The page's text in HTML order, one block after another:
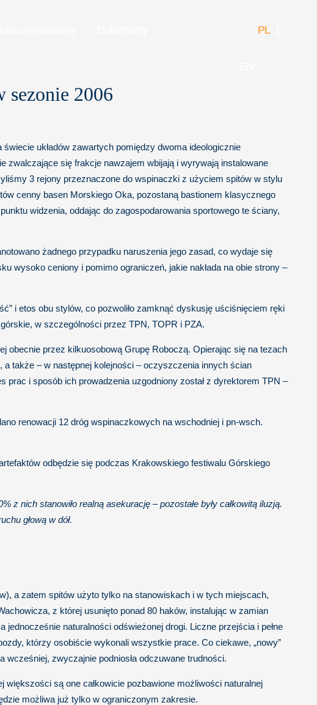
PL
sezonie 2006
układów zawartych pomiędzy dwoma ideologicznie
się frakcje nawzajem wbijają i wyrywają instalowane
3 rejony przeznaczone do wspinaczki z użyciem spitów w stylu
cenny basen Morskiego Oka, pozostaną bastionem klasycznego
widzenia, oddając do zagospodarowania sportowego te ściany,
żadnego przypadku naruszenia jego zasad, co wydaje się
wysoko ceniony i pomimo ograniczeń, jakie nakłada na obie strony –
i etos obu stylów, co pozwoliło zamknąć dyskusję uściśnięciem ręki
w szczególności przez TPN, TOPR i PZA.
obecnie przez kilkuosobową Grupę Roboczą. Opierając się na tezach
także – w następnej kolejności – oczyszczenia innych ścian
prac i sposób ich prowadzenia uzgodniony został z dyrektorem TPN –
renowacji 12 dróg wspinaczkowych na wschodniej i pn-wsch.
odbędzie się podczas Krakowskiego festiwalu Górskiego
nich stanowiło realną asekurację – pozostałe były całkowitą iluzją.
głową w dół.
a zatem spitów użyto tylko na stanowiskach i w tych miejscach,
z której usunięto ponad 80 haków, instalując w zamian
jednocześnie naturalności odświeżonej drogi. Liczne przejścia i pełne
którzy osobiście wykonali wszystkie prace. Co ciekawe, „nowy”
wcześniej, zwyczajnie podniosła odczuwane trudności.
są one całkowicie pozbawione możliwości naturalnej
możliwa już tylko w ograniczonym zakresie.